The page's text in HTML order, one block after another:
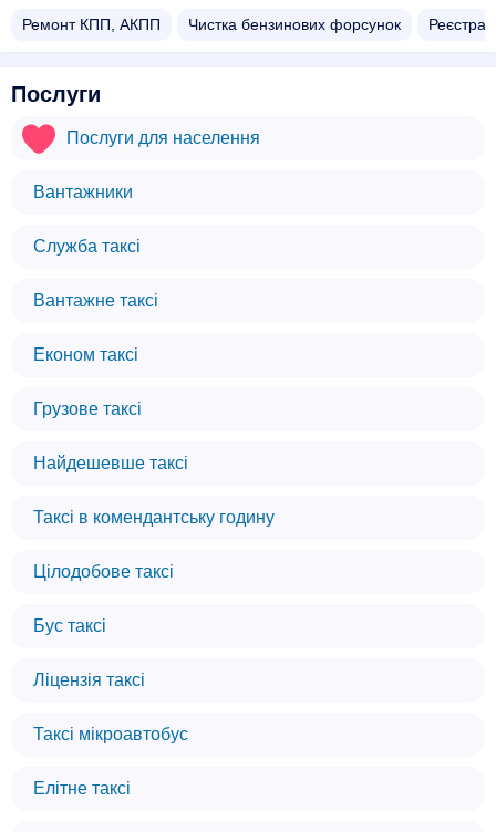
Ремонт КПП, АКПП Чистка бензинових форсунок
Послуги
Послуги для населення
Вантажники
Служба таксі
Вантажне таксі
Економ таксі
Грузове таксі
Найдешевше таксі
Таксі в комендантську годину
Цілодобове таксі
Бус таксі
Ліцензія таксі
Таксі мікроавтобус
Елітне таксі